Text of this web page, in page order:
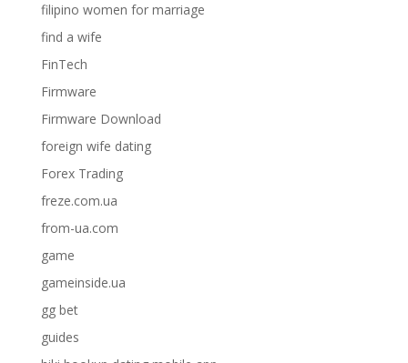
filipino women for marriage
find a wife
FinTech
Firmware
Firmware Download
foreign wife dating
Forex Trading
freze.com.ua
from-ua.com
game
gameinside.ua
gg bet
guides